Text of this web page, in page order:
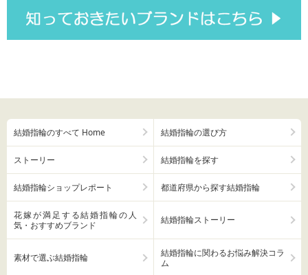
結婚指輪のすべて Home 結婚指輪の選び方
ストーリー 結婚指輪を探す
結婚指輪ショップレポート 都道府県から探す結婚指輪
花嫁が満足する結婚指輪の人
気・おすすめブランド
結婚指輪ストーリー
素材で選ぶ結婚指輪
結婚指輪に関わるお悩み解決コラ
ム